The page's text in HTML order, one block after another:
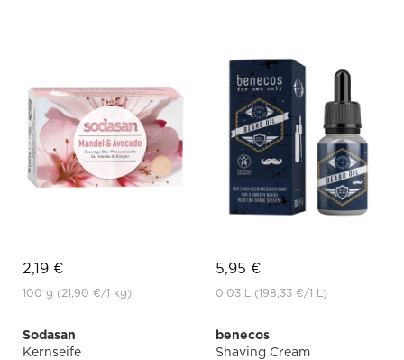
2,19 €
100 g (21,90 €/1 kg)
5,95 €
0.03 L (198,33 €/1 L)
Sodasan
Kernseife
benecos
Shaving Cream